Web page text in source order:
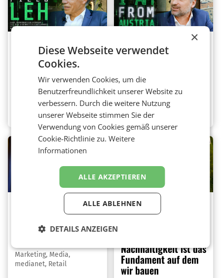
Markenartikelverband
– Level Playing Field
im Lebensmittel-
Einzelhandel
Marketing,Media,Retail
retail: Online-
Marktplatz
Österreichischen
Post AG – I am from
Austria
Marketing,
Jubiläumsausgabe
zum 15. Geburtstag
des CSR
Standardwerkes
Marketing, Media,
medianet, Retail
retail: Bauernladen
Studio – Keller
Nachhaltigkeit ist das
Fundament auf dem
wir bauen
×
Diese Webseite verwendet
Cookies.
Wir verwenden Cookies, um die
Benutzerfreundlichkeit unserer Website zu
verbessern. Durch die weitere Nutzung
unserer Webseite stimmen Sie der
Verwendung von Cookies gemäß unserer
Cookie-Richtlinie zu.Weitere
Informationen
ALLE AKZEPTIEREN
ALLE ABLEHNEN
DETAILS ANZEIGEN